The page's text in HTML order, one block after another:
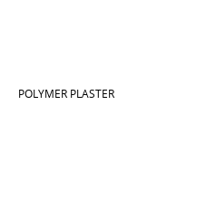
POLYMER PLASTER